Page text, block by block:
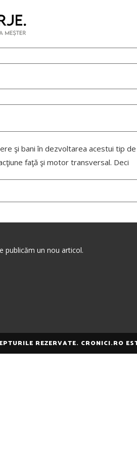
şi bani în dezvoltarea acestui tip
faţă şi motor transversal. Deci
publicăm un nou articol.
REZERVATE. CRONICI.RO